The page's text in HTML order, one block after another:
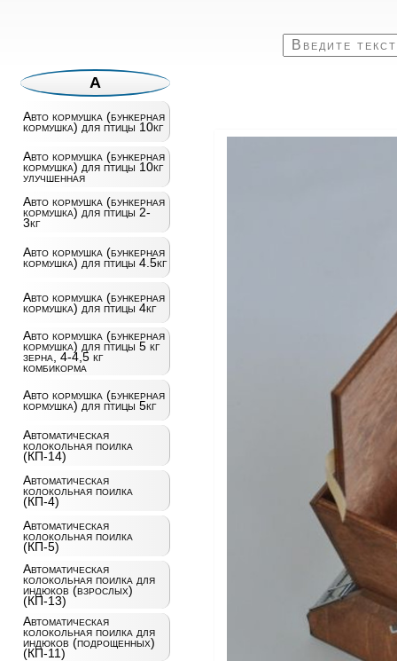
А
Авто кормушка (бункерная
кормушка) для птицы 10кг
Авто кормушка (бункерная
кормушка) для птицы 10кг
улучшенная
Авто кормушка (бункерная
кормушка) для птицы 2-
3кг
Авто кормушка (бункерная
кормушка) для птицы 4.5кг
Авто кормушка (бункерная
кормушка) для птицы 4кг
Авто кормушка (бункерная
кормушка) для птицы 5 кг
зерна, 4-4,5 кг
комбикорма
Авто кормушка (бункерная
кормушка) для птицы 5кг
Автоматическая
колокольная поилка
(КП-14)
Автоматическая
колокольная поилка
(КП-4)
Автоматическая
колокольная поилка
(КП-5)
Автоматическая
колокольная поилка для
индюков (взрослых)
(КП-13)
Автоматическая
колокольная поилка для
индюков (подрощенных)
(КП-11)